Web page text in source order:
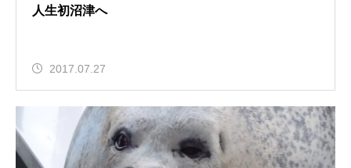
人生初沼津へ
2017.07.27